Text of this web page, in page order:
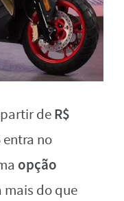
deR$
entra no
opção
mais do que